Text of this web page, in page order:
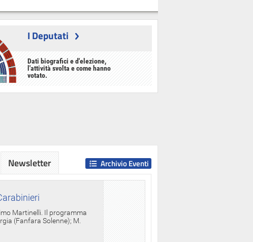
I Deputati
Dati biografici e d'elezione,
l'attività svolta e come hanno
votato.
Martinelli. Il programma
(Fanfara Solenne); M.
Archivio Eventi
Newsletter